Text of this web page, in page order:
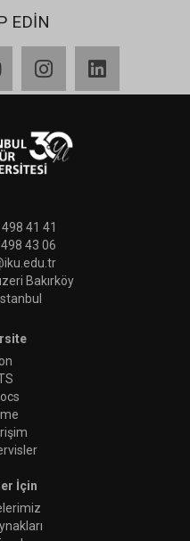
EDİN
41 41
43 06
Bakırköy
İçin